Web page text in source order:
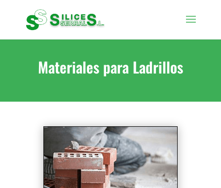
Materiales para Ladrillos